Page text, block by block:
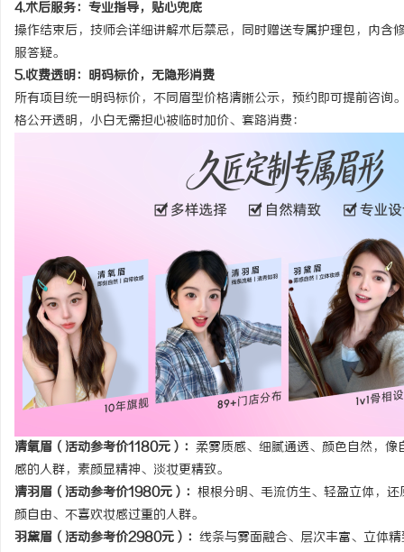
4.术后服务：专业指导，贴心兜底
操作结束后，技师会详细讲解术后禁忌，同时赠送专属护理包，内
服答疑。
5.收费透明：明码标价，无隐形消费
所有项目统一明码标价，不同眉型价格清晰公示，预约即可提前咨
格公开透明，小白无需担心被临时加价、套路消费：
清氧眉（活动参考价1180元）： 柔雾质感、细腻通透、颜色自然，
感的人群，素颜显精神、淡妆更精致。
清羽眉（活动参考价1980元）： 根根分明、毛流仿生、轻盈立体，
颜自由、不喜欢妆感过重的人群。
羽黛眉（活动参考价2980元）： 线条与雾面融合、层次丰富、立体